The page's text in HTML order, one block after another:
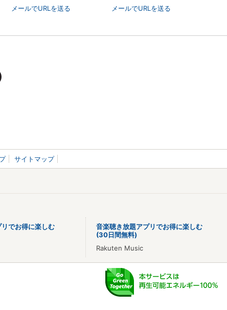
メールでURLを送る
メールでURLを送る
サイトマップ
でお得に楽しむ
音楽聴き放題アプリでお得に楽しむ
(30日間無料)
Rakuten Music